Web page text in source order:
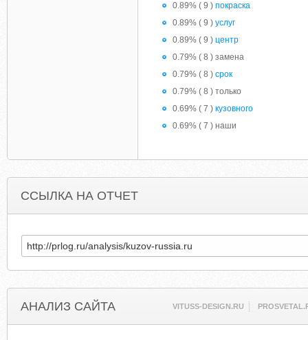
0.89% ( 9 ) покраска
0.89% ( 9 ) услуг
0.89% ( 9 ) центр
0.79% ( 8 ) замена
0.79% ( 8 ) срок
0.79% ( 8 ) только
0.69% ( 7 ) кузовного
0.69% ( 7 ) наши
ССЫЛКА НА ОТЧЕТ
АНАЛИЗ САЙТА VITUSS-DESIGN.RU